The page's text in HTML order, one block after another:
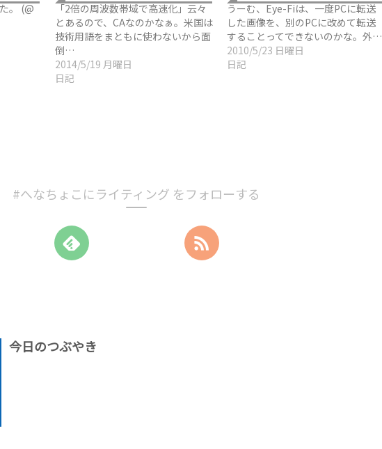
。 (@
「2倍の周波数帯域で高速化」云々
とあるので、CAなのかなぁ。米国は
技術用語をまともに使わないから面
倒…
2014/5/19 月曜日
日記
うーむ、Eye-Fiは、一度PCに転送
した画像を、別のPCに改めて転送
することってできないのかな。外…
2010/5/23 日曜日
日記
#へなちょこにライティング をフォローする
今日のつぶやき